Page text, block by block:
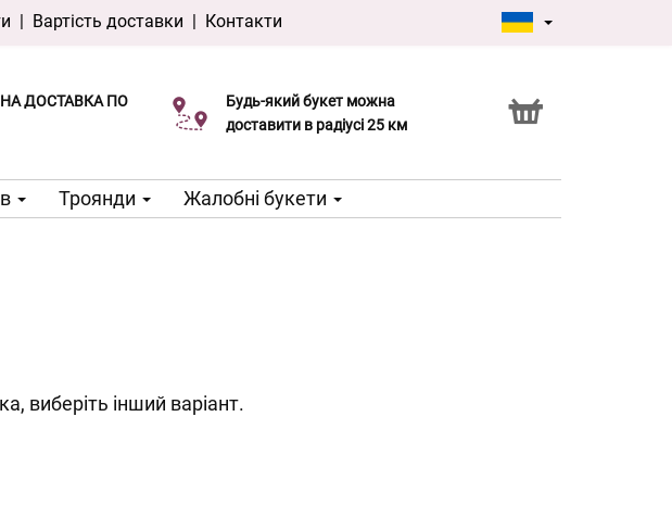
| Вартість доставки | Контакти
ДОСТАВКА ПО
же день доступна
доставки
Будь-який букет можна
доставити в радіусі 25 км
Послуга Click & Collect
Троянди Жалобні букети
виберіть інший варіант.